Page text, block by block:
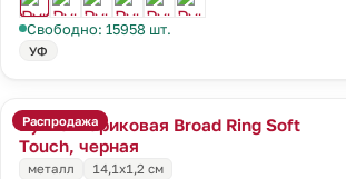
Свободно: 15958 шт.
УФ
Распродажа
Ручка шариковая Broad Ring Soft
Touch, черная
металл 14,1x1,2 см